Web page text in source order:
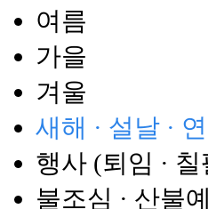
여름
가을
겨울
새해 · 설날 ·
행사 (퇴임 ·
불조심 · 산불